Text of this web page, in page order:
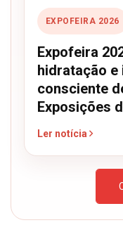
EXPOFEIRA 2026
Expofeira
hidratação e
consciente
Exposições
Ler notícia